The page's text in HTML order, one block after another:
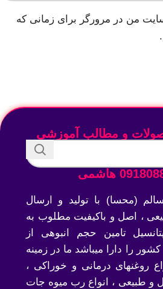
من در مرورگر برای زمانی که
و مطالب آموزشی
هاشمی
(محسا) با تولید و ارسال
، اصل و باکیفیت مطلوب به
تامین حجم انبوهی از
را دارا میباشد ما در زمینه
روغنهای درمانی و خوراکی ،
و طبیعی ، انواع رب میوه جات